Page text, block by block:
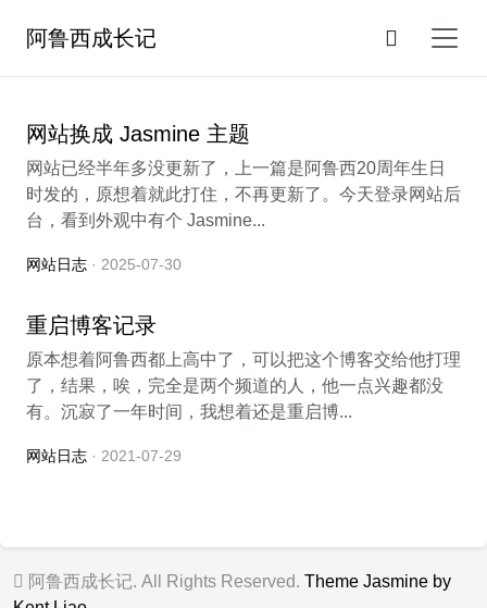
阿鲁西成长记
网站换成 Jasmine 主题
网站已经半年多没更新了，上一篇是阿鲁西20周年生日
时发的，原想着就此打住，不再更新了。今天登录网站后
台，看到外观中有个 Jasmine...
网站日志 · 2025-07-30
重启博客记录
原本想着阿鲁西都上高中了，可以把这个博客交给他打理
了，结果，唉，完全是两个频道的人，他一点兴趣都没
有。沉寂了一年时间，我想着还是重启博...
网站日志 · 2021-07-29
阿鲁西成长记. All Rights Reserved. Theme Jasmine by